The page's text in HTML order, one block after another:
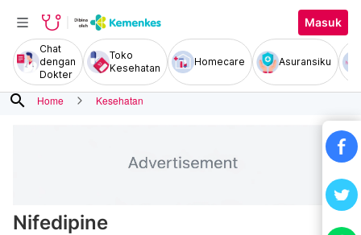
Masuk
Chat
dengan
Dokter
Toko
Kesehatan
Homecare Asuransiku
search Home Kesehatan
Nifedipine